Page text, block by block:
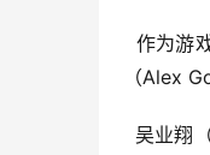
作为游
（Alex
吴业翔